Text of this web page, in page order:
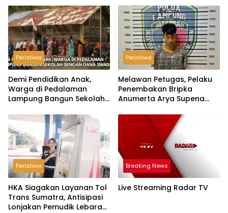
Peristiwa
Demi Pendidikan Anak,
Warga di Pedalaman
Lampung Bangun Sekolah
Peristiwa
Melawan Petugas, Pelaku
Penembakan Bripka
Anumerta Arya Supena
Hantu
Peristiwa
HKA Siagakan Layanan Tol
Trans Sumatra, Antisipasi
Lonjakan Pemudik Lebaran
Breaking News
Live Streaming Radar TV